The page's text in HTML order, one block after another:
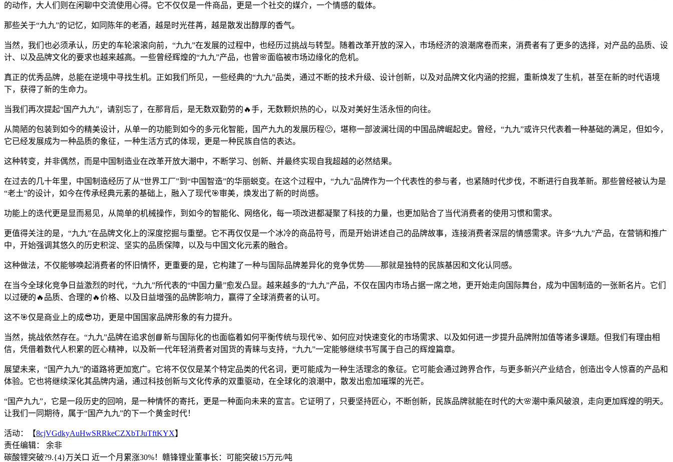
的动作，大人们则在闲聊中交流使用心得。它不仅仅是一件商品，更是一个社交的媒介，一个情感的载体。
那些关于“九九”的记忆，如同陈年的老酒，越是时光荏苒，越是散发出醇厚的香气。
当然，我们也必须承认，历史的车轮滚滚向前，“九九”在发展的过程中，也经历过挑战与转型。随着改革开放的深入，市场经济的浪潮席卷而来，消费者有了更多的选择，对产品的品质、设
计、以及品牌文化的要求也越来越高。一些曾经辉煌的“九九”产品，也曾🌸面临被市场边缘化的危机。
真正的优秀品牌，总能在逆境中寻找生机。正如我们所见，一些经典的“九九”品类，通过不断的技术升级、设计创新，以及对品牌文化内涵的挖掘，重新焕发了生机，甚至在新的时代语境
下，获得了新的生命力。
当我们再次提起“国产九九”，请别忘了，在那背后，是无数双勤劳的🔥手，无数颗炽热的心，以及对美好生活永恒的向往。
从简陋的包装到如今的精美设计，从单一的功能到如今的多元化智能，国产九九的发展历程🙂，堪称一部波澜壮阔的中国品牌崛起史。曾经，“九九”或许只代表着一种基础的满足，但如今，
它已经发展成为一种品质的象征，一种生活方式的体现，更是一种民族自信的表达。
这种转变，并非偶然，而是中国制造业在改革开放大潮中，不断学习、创新、并最终实现自我超越的必然结果。
在过去的几十年里，中国制造经历了从“世界工厂”到“中国智造”的华丽蜕变。在这个过程中，“九九”品牌作为一个代表性的参与者，也紧随时代步伐，不断进行自我革新。那些曾经被认为是
“老土”的设计，如今在传承经典元素的基础上，融入了现代🎯审美，焕发出了新的时尚感。
功能上的迭代更是显而易见，从简单的机械操作，到如今的智能化、网络化，每一项改进都凝聚了科技的力量，也更加贴合了当代消费者的使用习惯和需求。
更值得关注的是，“九九”在品牌文化上的深度挖掘与重塑。它不再仅仅是一个冰冷的商品符号，而是开始讲述自己的品牌故事，连接消费者深层的情感需求。许多“九九”产品，在营销和推广
中，开始强调其悠久的历史积淀、坚实的品质保障，以及与中国文化元素的融合。
这种做法，不仅能够唤起消费者的怀旧情怀，更重要的是，它构建了一种与国际品牌差异化的竞争优势——那就是独特的民族基因和文化认同感。
在当今全球化竞争日益激烈的时代，“九九”所代表的“中国力量”愈发凸显。越来越多的“九九”产品，不仅在国内市场占据一席之地，更开始走向国际舞台，成为中国制造的一张新名片。它们
以过硬的🔥品质、合理的🔥价格、以及日益增强的品牌影响力，赢得了全球消费者的认可。
这不🎯仅是商业上的成😎功，更是中国国家品牌形象的有力提升。
当然，挑战依然存在。“九九”品牌在追求创📘新与国际化的也面临着如何平衡传统与现代🎯、如何应对快速变化的市场需求、以及如何进一步提升品牌附加值等诸多课题。但我们有理由相
信，凭借着数代人积累的匠心精神，以及新一代年轻消费者对国货的青睐与支持，“九九”一定能够继续书写属于自己的辉煌篇章。
展望未来，“国产九九”的道路将更加宽广。它将不仅仅是某个特定品类的代名词，更可能成为一种生活理念的象征。它可能会通过跨界合作，与更多新兴产业结合，创造出令人惊喜的产品和
体验。它也将继续深化其品牌内涵，通过科技创新与文化传承的双重驱动，在全球化的浪潮中，散发出愈加璀璨的光芒。
“国产九九”，它是一段历史的回响，是一种情怀的寄托，更是一种面向未来的宣言。它证明了，只要坚持匠心，不断创新，民族品牌就能在时代的大🌸潮中乘风破浪，走向更加辉煌的明天。
让我们一同期待，属于“国产九九”的下一个黄金时代！
活动：【8cjVGdkyAuHwSRRkeCZXbTJuTftKYX】
责任编辑： 余非
碳酸锂突破?9.{4}万关口 近一个月累涨30%！赣锋锂业董事长：可能突破15万元/吨